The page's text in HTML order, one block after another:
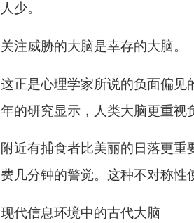
人少。
关注威胁的大脑是幸存的大脑。
这正是心理学家所说的负面偏见
年的研究显示，人类大脑更重视
附近有捕食者比美丽的日落更
费几分钟的警觉。这种不对称性
现代信息环境中的古代大脑